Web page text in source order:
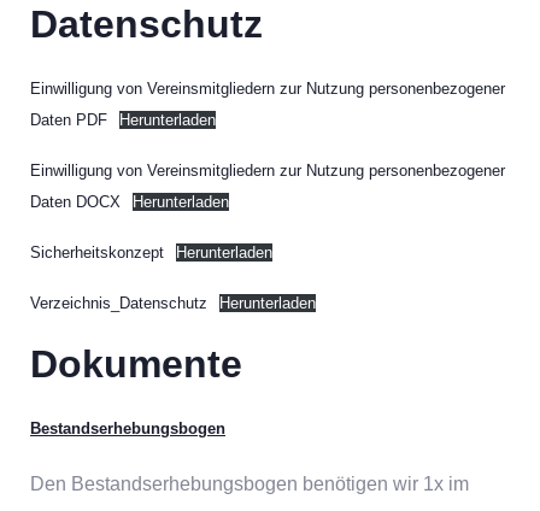
Datenschutz
Einwilligung von Vereinsmitgliedern zur Nutzung personenbezogener
Daten PDF
Herunterladen
Einwilligung von Vereinsmitgliedern zur Nutzung personenbezogener
Daten DOCX
Herunterladen
Sicherheitskonzept Herunterladen
Verzeichnis_Datenschutz Herunterladen
Dokumente
Bestandserhebungsbogen
Den Bestandserhebungsbogen benötigen wir 1x im